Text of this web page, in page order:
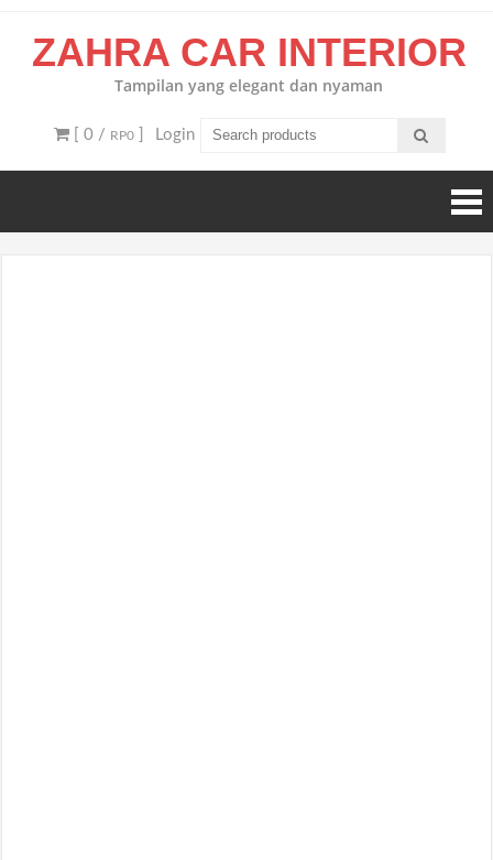
ZAHRA CAR INTERIOR
Tampilan yang elegant dan nyaman
[ 0 / RP0] Login